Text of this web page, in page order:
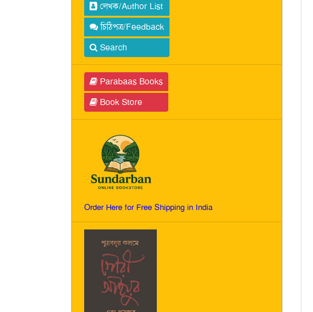
লেখক/Author List
চিঠিপত্র/Feedback
Search
Parabaas Books
Book Store
Order Here for Free Shipping in India